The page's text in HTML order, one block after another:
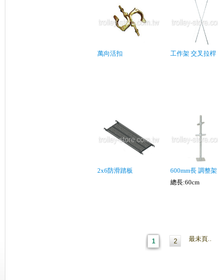
萬向活扣 工作架 交叉拉桿
2x6防滑踏板
600mm長 調整架
總長:60cm
1 2 最未頁..